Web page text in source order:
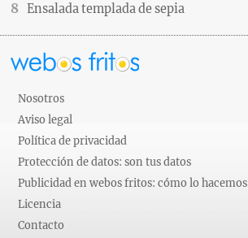
Ensalada templada de sepia
Nosotros
Aviso legal
Política de privacidad
Protección de datos: son tus datos
Publicidad en webos fritos: cómo lo hacemos
Licencia
Contacto